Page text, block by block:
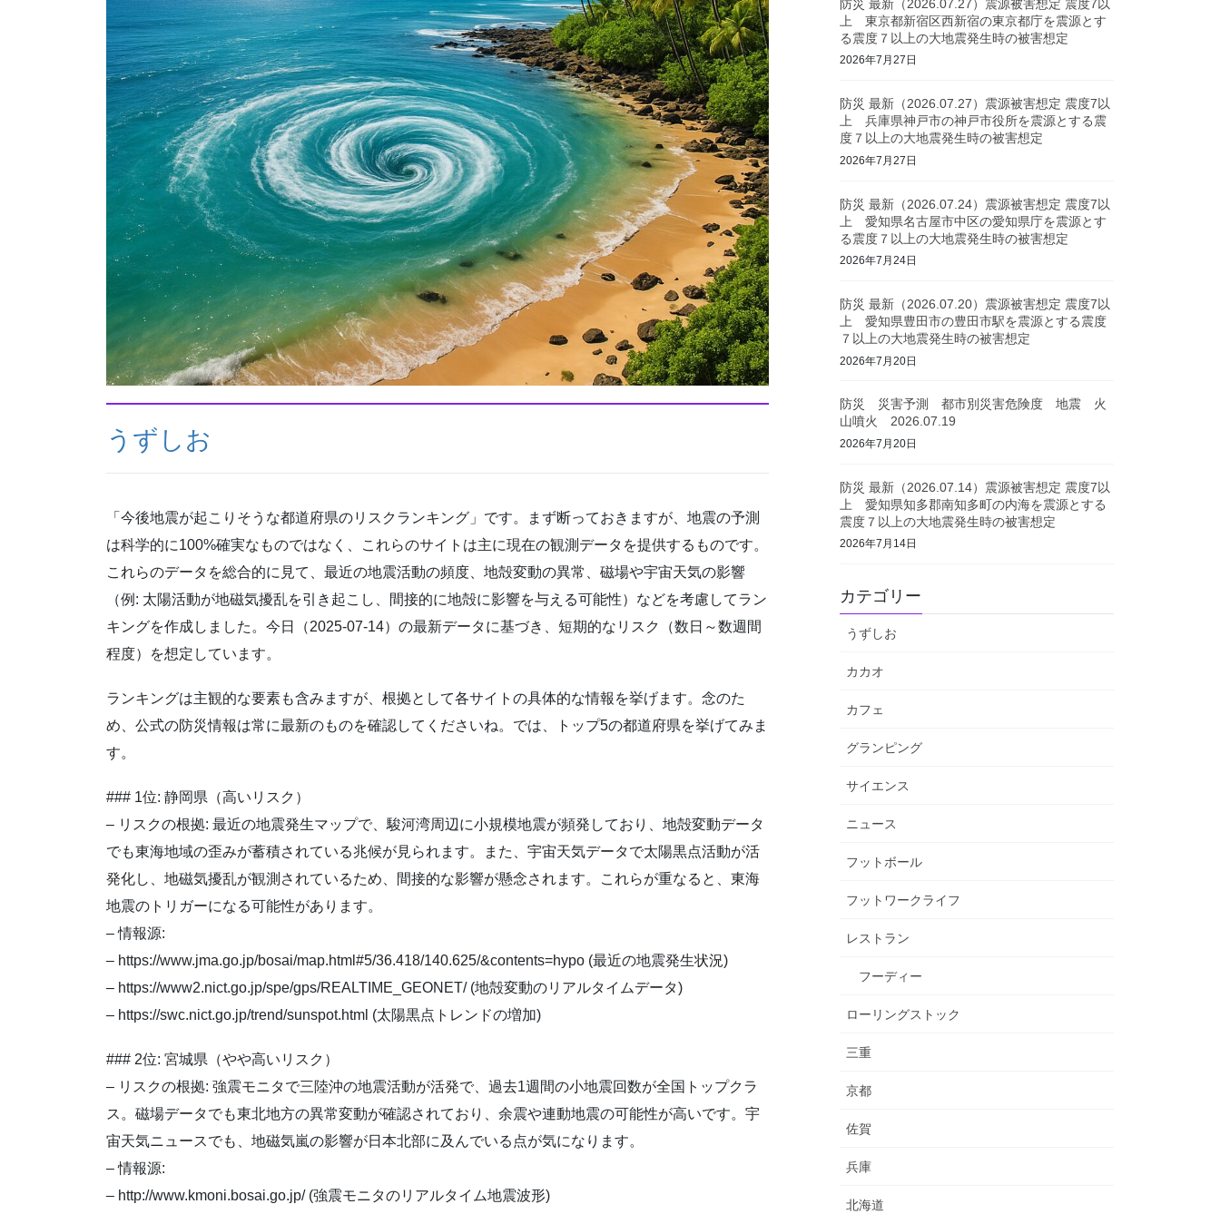
うずしお
「今後地震が起こりそうな都道府県のリスクランキング」です。まず断っておきますが、地震の予測
は科学的に100%確実なものではなく、これらのサイトは主に現在の観測データを提供するものです。
これらのデータを総合的に見て、最近の地震活動の頻度、地殻変動の異常、磁場や宇宙天気の影響
（例: 太陽活動が地磁気擾乱を引き起こし、間接的に地殻に影響を与える可能性）などを考慮してラン
キングを作成しました。今日（2025-07-14）の最新データに基づき、短期的なリスク（数日～数週間
程度）を想定しています。
ランキングは主観的な要素も含みますが、根拠として各サイトの具体的な情報を挙げます。念のた
め、公式の防災情報は常に最新のものを確認してくださいね。では、トップ5の都道府県を挙げてみま
す。
### 1位: 静岡県（高いリスク）
– リスクの根拠: 最近の地震発生マップで、駿河湾周辺に小規模地震が頻発しており、地殻変動データ
でも東海地域の歪みが蓄積されている兆候が見られます。また、宇宙天気データで太陽黒点活動が活
発化し、地磁気擾乱が観測されているため、間接的な影響が懸念されます。これらが重なると、東海
地震のトリガーになる可能性があります。
– 情報源:
– https://www.jma.go.jp/bosai/map.html#5/36.418/140.625/&contents=hypo (最近の地震発生状況)
– https://www2.nict.go.jp/spe/gps/REALTIME_GEONET/ (地殻変動のリアルタイムデータ)
– https://swc.nict.go.jp/trend/sunspot.html (太陽黒点トレンドの増加)
### 2位: 宮城県（やや高いリスク）
– リスクの根拠: 強震モニタで三陸沖の地震活動が活発で、過去1週間の小地震回数が全国トップクラ
ス。磁場データでも東北地方の異常変動が確認されており、余震や連動地震の可能性が高いです。宇
宙天気ニュースでも、地磁気嵐の影響が日本北部に及んでいる点が気になります。
– 情報源:
– http://www.kmoni.bosai.go.jp/ (強震モニタのリアルタイム地震波形)
防災 最新（2026.07.27）震源被害想定 震度7以
上 東京都新宿区西新宿の東京都庁を震源とす
る震度７以上の大地震発生時の被害想定
2026年7月27日
防災 最新（2026.07.27）震源被害想定 震度7以
上 兵庫県神戸市の神戸市役所を震源とする震
度７以上の大地震発生時の被害想定
2026年7月27日
防災 最新（2026.07.24）震源被害想定 震度7以
上 愛知県名古屋市中区の愛知県庁を震源とす
る震度７以上の大地震発生時の被害想定
2026年7月24日
防災 最新（2026.07.20）震源被害想定 震度7以
上 愛知県豊田市の豊田市駅を震源とする震度
７以上の大地震発生時の被害想定
2026年7月20日
防災 災害予測 都市別災害危険度 地震 火
山噴火 2026.07.19
2026年7月20日
防災 最新（2026.07.14）震源被害想定 震度7以
上 愛知県知多郡南知多町の内海を震源とする
震度７以上の大地震発生時の被害想定
2026年7月14日
カテゴリー
うずしお
カカオ
カフェ
グランピング
サイエンス
ニュース
フットボール
フットワークライフ
レストラン
フーディー
ローリングストック
三重
京都
佐賀
兵庫
北海道